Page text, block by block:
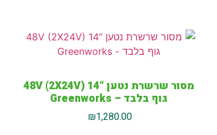
מסור שרשרת נטען “14 48V (2X24V)
גוף בלבד – Greenworks
₪1,280.00